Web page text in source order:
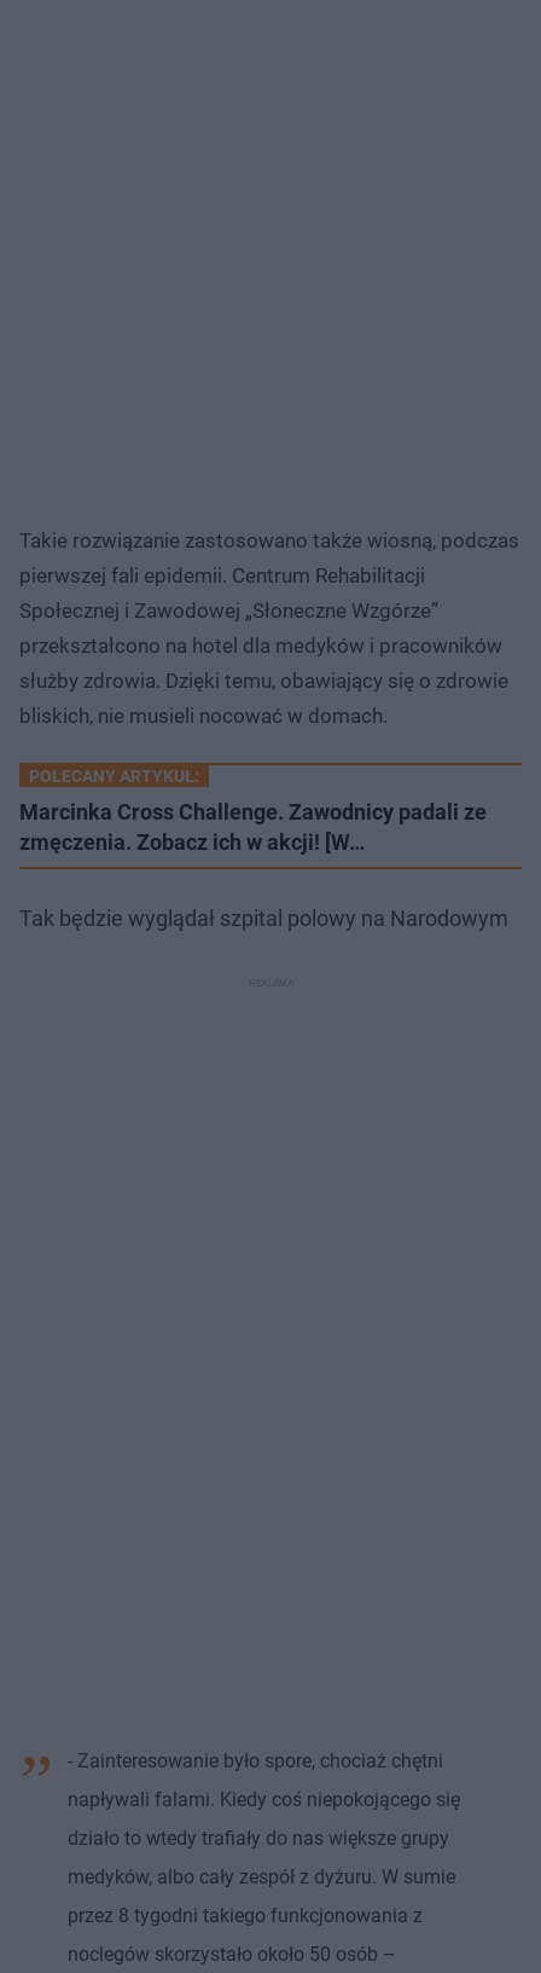
Takie rozwiązanie zastosowano także wiosną, podczas
pierwszej fali epidemii. Centrum Rehabilitacji
Społecznej i Zawodowej „Słoneczne Wzgórze”
przekształcono na hotel dla medyków i pracowników
służby zdrowia. Dzięki temu, obawiający się o zdrowie
bliskich, nie musieli nocować w domach.
POLECANY ARTYKUŁ:
Marcinka Cross Challenge. Zawodnicy padali ze
zmęczenia. Zobacz ich w akcji! [W…
Tak będzie wyglądał szpital polowy na Narodowym
- Zainteresowanie było spore, chociaż chętni
napływali falami. Kiedy coś niepokojącego się
działo to wtedy trafiały do nas większe grupy
medyków, albo cały zespół z dyżuru. W sumie
przez 8 tygodni takiego funkcjonowania z
noclegów skorzystało około 50 osób –